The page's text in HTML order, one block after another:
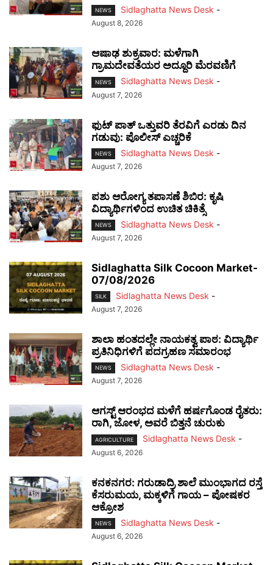
NEWS Sidlaghatta News Desk -
August 8, 2026
ಆಷಾಢ ಶುಕ್ರವಾರ: ಮಳೆಗಾಗಿ
ಗ್ರಾಮದೇವತೆಯರ ಅದ್ದೂರಿ ಮೆರವಣಿಗೆ
NEWS Sidlaghatta News Desk -
August 7, 2026
ಫುಟ್‌ ಪಾತ್ ಒತ್ತುವರಿ ತೆರವಿಗೆ ಎರಡು ದಿನ
ಗಡುವು: ಪೊಲೀಸ್ ಎಚ್ಚರಿಕೆ
NEWS Sidlaghatta News Desk -
August 7, 2026
ಪಶು ಆರೋಗ್ಯ ತಪಾಸಣೆ ಶಿಬಿರ: ಕೃಷಿ
ವಿದ್ಯಾರ್ಥಿಗಳಿಂದ ಉಚಿತ ಚಿಕಿತ್ಸೆ
NEWS Sidlaghatta News Desk -
August 7, 2026
Sidlaghatta Silk Cocoon Market-
07/08/2026
SILK Sidlaghatta News Desk -
August 7, 2026
ಶಾಲಾ ಹಂತದಲ್ಲೇ ನಾಯಕತ್ವ ಪಾಠ: ವಿದ್ಯಾರ್ಥಿ
ಪ್ರತಿನಿಧಿಗಳಿಗೆ ಪದಗ್ರಹಣ ಸಮಾರಂಭ
NEWS Sidlaghatta News Desk -
August 7, 2026
ಆಗಸ್ಟ್ ಆರಂಭದ ಮಳೆಗೆ ಹರ್ಷಗೊಂಡ ರೈತರು:
ರಾಗಿ, ಜೋಳ, ಅವರೆ ಬಿತ್ತನೆ ಚುರುಕು
AGRICULTURE Sidlaghatta News Desk -
August 6, 2026
ಕನಕನಗರ: ಗರುಡಾದ್ರಿ ಶಾಲೆ ಮುಂಭಾಗದ ರಸ್ತೆ
ಕೆಸರುಮಯ, ಮಕ್ಕಳಿಗೆ ಗಾಯ – ಪೋಷಕರ
ಆಕ್ರೋಶ
NEWS Sidlaghatta News Desk -
August 6, 2026